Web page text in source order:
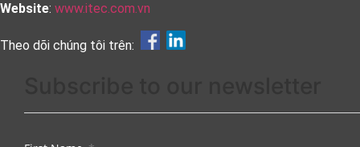
Website: www.itec.com.vn
Theo dõi chúng tôi trên: